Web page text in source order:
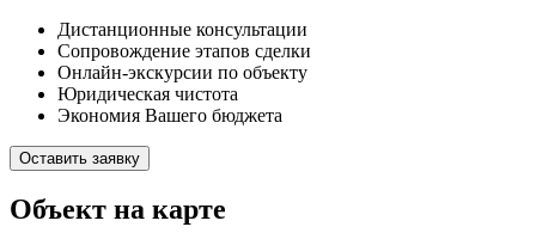
Дистанционные консультации
Сопровождение этапов сделки
Онлайн-экскурсии по объекту
Юридическая чистота
Экономия Вашего бюджета
Оставить заявку
Объект на карте